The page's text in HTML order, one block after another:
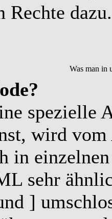
Rechte dazu.
Was man in
spezielle
wird
in
sehr
]